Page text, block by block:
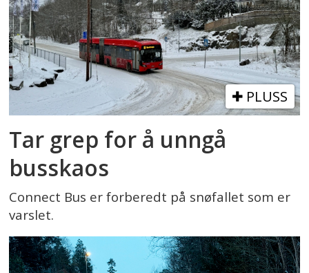
PLUSS
Tar grep for å unngå
busskaos
Connect Bus er forberedt på snøfallet som er
varslet.